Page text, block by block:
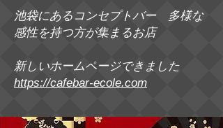
池袋にあるコンセプトバー 多様な
感性を持つ方が集まるお店
新しいホームページできました
https://cafebar-ecole.com